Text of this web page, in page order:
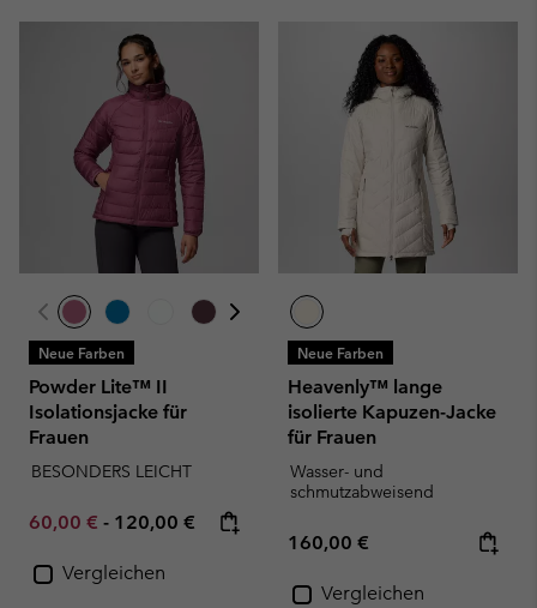
Neue Farben
Powder Lite™ II
Isolationsjacke für
Frauen
BESONDERS LEICHT
Minimum sale price:
60,00 € - Maximum price:
120,00 €
Vergleichen
Neue Farben
Heavenly™ lange
isolierte Kapuzen-Jacke
für Frauen
Wasser- und
schmutzabweisend
Regular price:
160,00 €
Vergleichen